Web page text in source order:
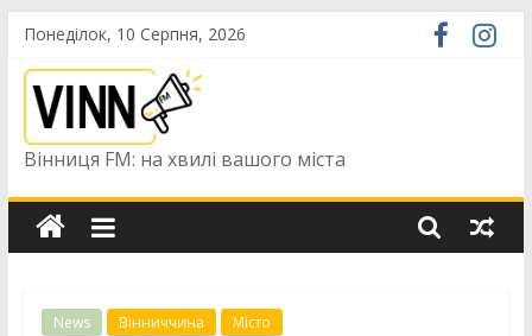
Skip
content
Понеділок, 10 Серпня, 2026
Вінниця FM: на хвилі вашого міста
News Вінниччина Місто